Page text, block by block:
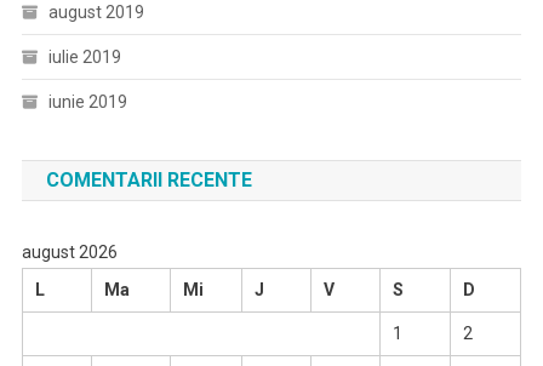
august 2019
iulie 2019
iunie 2019
COMENTARII RECENTE
august 2026
L
Ma Mi J V S D
1 2